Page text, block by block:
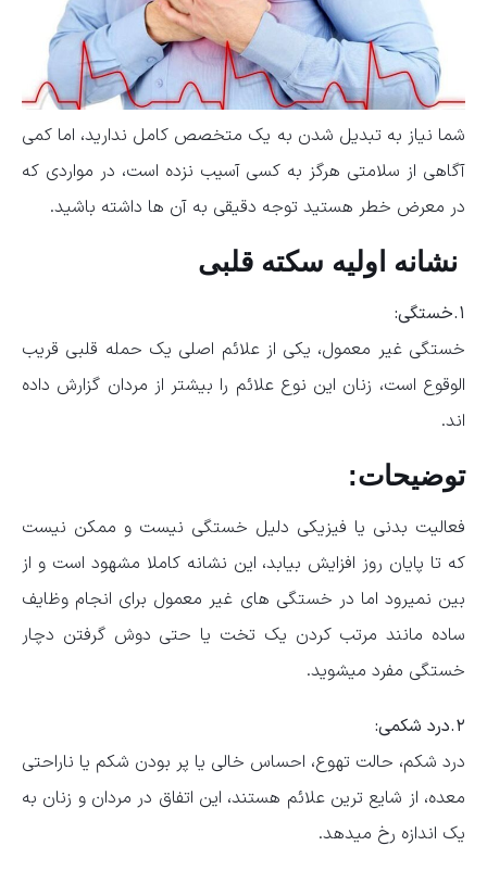
شما نیاز به تبدیل شدن به یک متخصص کامل ندارید، اما کمی
آگاهی از سلامتی هرگز به کسی آسیب نزده است، در مواردی که
در معرض خطر هستید توجه دقیقی به آن ها داشته باشید.
نشانه اولیه سکته قلبی
۱.خستگی:
خستگی غیر معمول، یکی از علائم اصلی یک حمله قلبی قریب
الوقوع است، زنان این نوع علائم را بیشتر از مردان گزارش داده
اند.
توضیحات:
فعالیت بدنی یا فیزیکی دلیل خستگی نیست و ممکن نیست
که تا پایان روز افزایش بیابد، این نشانه کاملا مشهود است و از
بین نمیرود اما در خستگی های غیر معمول برای انجام وظایف
ساده مانند مرتب کردن یک تخت یا حتی دوش گرفتن دچار
خستگی مفرد میشوید.
۲.درد شکمی:
درد شکم، حالت تهوع، احساس خالی یا پر بودن شکم یا ناراحتی
معده، از شایع ترین علائم هستند، این اتفاق در مردان و زنان به
یک اندازه رخ میدهد.